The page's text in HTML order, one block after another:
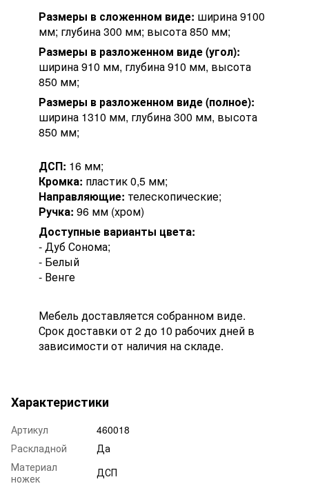
Размеры в сложенном виде: ширина 9100
мм; глубина 300 мм; высота 850 мм;
Размеры в разложенном виде (угол):
ширина 910 мм, глубина 910 мм, высота
850 мм;
Размеры в разложенном виде (полное):
ширина 1310 мм, глубина 300 мм, высота
850 мм;
ДСП: 16 мм;
Кромка: пластик 0,5 мм;
Направляющие: телескопические;
Ручка: 96 мм (хром)
Доступные варианты цвета:
- Дуб Сонома;
- Белый
- Венге
Мебель доставляется собранном виде.
Срок доставки от 2 до 10 рабочих дней в
зависимости от наличия на складе.
Характеристики
Артикул
460018
Раскладной
Да
Материал
ножек
ДСП